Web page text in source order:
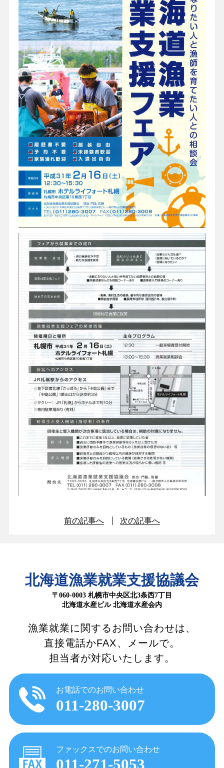
前の記事へ 次の記事へ
北海道漁業就業支援協議会
〒060-0003 札幌市中央区北3条西7丁目
北海道水産ビル 北海道水産会内
漁業就業に関するお問い合わせは、
直接電話かFAX、メールで。
担当者が対応いたします。
お電話でのお問い合わせ
011-280-3007
ファックスでのお問い合わせ
011-271-5053